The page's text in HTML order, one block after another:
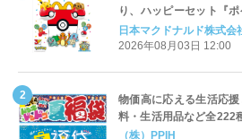
り、ハッピーセット『
定登場
日本マクドナルド株式会
2026年08月03日 12:00
物価高に応える生活応
料・生活用品など全222
「夏福袋」＆セール 8月
（株）PPIH